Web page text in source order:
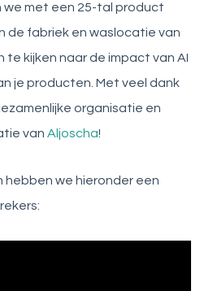
we met een 25-tal product
de fabriek en waslocatie van
te kijken naar de impact van AI
je producten. Met veel dank
organisatie en
van Aljoscha!
hebben we hieronder een